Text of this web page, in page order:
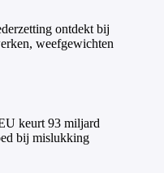
ontdekt bij
weefgewichten
keurt 93 miljard
bij mislukking